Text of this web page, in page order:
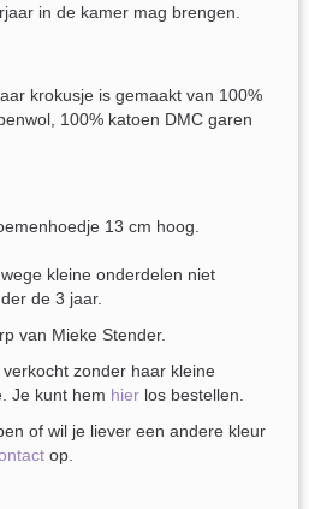
in de kamer mag brengen.
krokusje is gemaakt van 100%
100% katoen DMC garen
13 cm hoog.
kleine onderdelen niet
de 3 jaar.
van Mieke Stender.
zonder haar kleine
Je kunt hem hierlos bestellen.
of wil je liever een andere kleur
op.